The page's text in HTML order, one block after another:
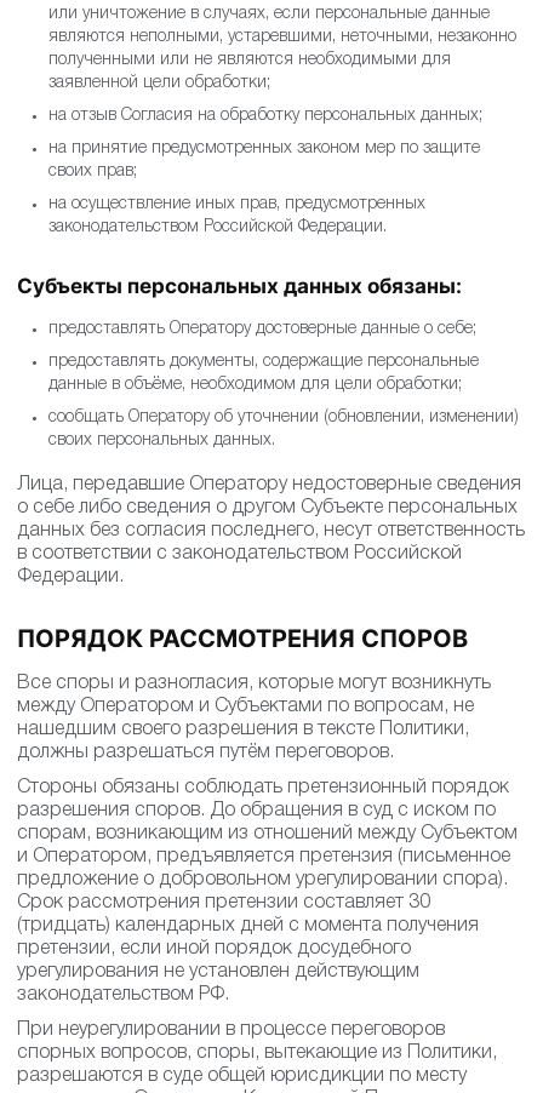
или уничтожение в случаях, если персональные данные
являются неполными, устаревшими, неточными, незаконно
полученными или не являются необходимыми для
заявленной цели обработки;
на отзыв Согласия на обработку персональных данных;
на принятие предусмотренных законом мер по защите
своих прав;
на осуществление иных прав, предусмотренных
законодательством Российской Федерации.
Субъекты персональных данных обязаны:
предоставлять Оператору достоверные данные о себе;
предоставлять документы, содержащие персональные
данные в объёме, необходимом для цели обработки;
сообщать Оператору об уточнении (обновлении, изменении)
своих персональных данных.
Лица, передавшие Оператору недостоверные сведения
о себе либо сведения о другом Субъекте персональных
данных без согласия последнего, несут ответственность
в соответствии с законодательством Российской
Федерации.
ПОРЯДОК РАССМОТРЕНИЯ СПОРОВ
Все споры и разногласия, которые могут возникнуть
между Оператором и Субъектами по вопросам, не
нашедшим своего разрешения в тексте Политики,
должны разрешаться путём переговоров.
Стороны обязаны соблюдать претензионный порядок
разрешения споров. До обращения в суд с иском по
спорам, возникающим из отношений между Субъектом
и Оператором, предъявляется претензия (письменное
предложение о добровольном урегулировании спора).
Срок рассмотрения претензии составляет 30
(тридцать) календарных дней с момента получения
претензии, если иной порядок досудебного
урегулирования не установлен действующим
законодательством РФ.
При неурегулировании в процессе переговоров
спорных вопросов, споры, вытекающие из Политики,
разрешаются в суде общей юрисдикции по месту